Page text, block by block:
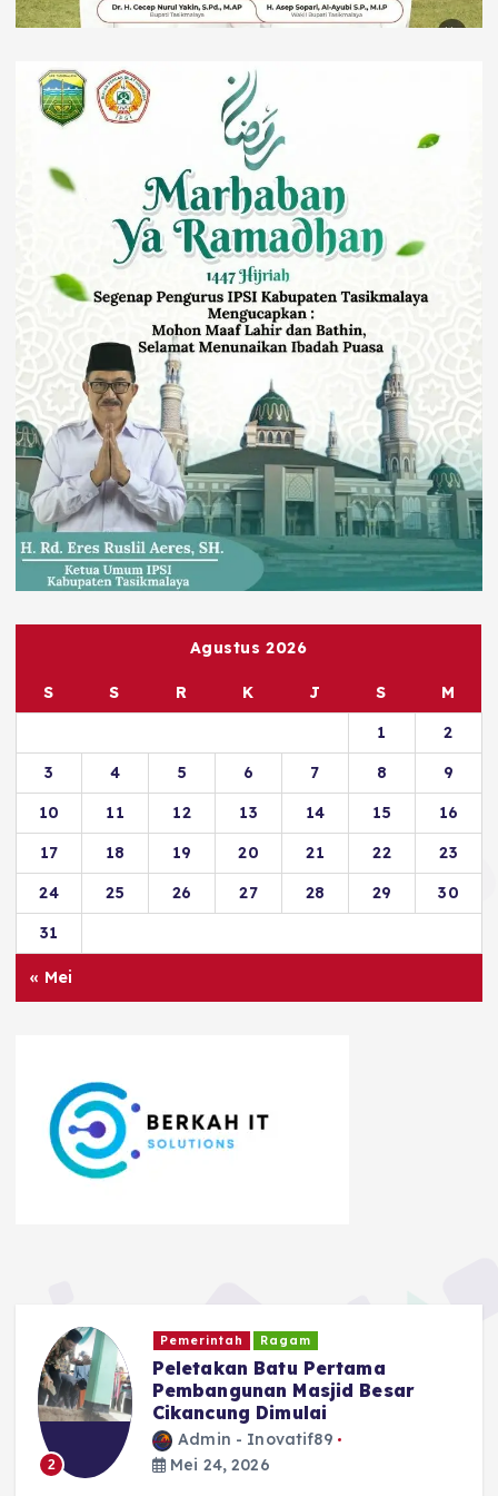
Agustus 2026
S S R K J S
M
1
2
3
4 5 6 7 8
9
10
11 12 13 14 15
16
17
18 19 20 21 22
23
24
25 26 27 28 29
30
31
« Mei
3
Kriminal dan Hukum
Diduga Edarkan Tembakau
Sintetis, Seorang Pria di Garut
Diamankan Polisi
Admin - Inovatif89
Mei 24, 2026